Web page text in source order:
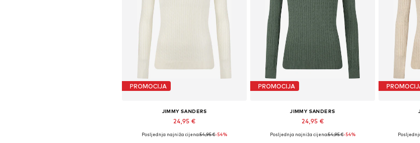
PROMOCIJA
JIMMY SANDERS
24,95 €
Dostupne veličine: M, L, XL
Posljednja najniža cijena:54,95 €-54%
PROMOCIJA
JIMMY SANDERS
24,95 €
Dostupne veličine: M, L, XL
Posljednja najniža cijena:54,95 €-54%